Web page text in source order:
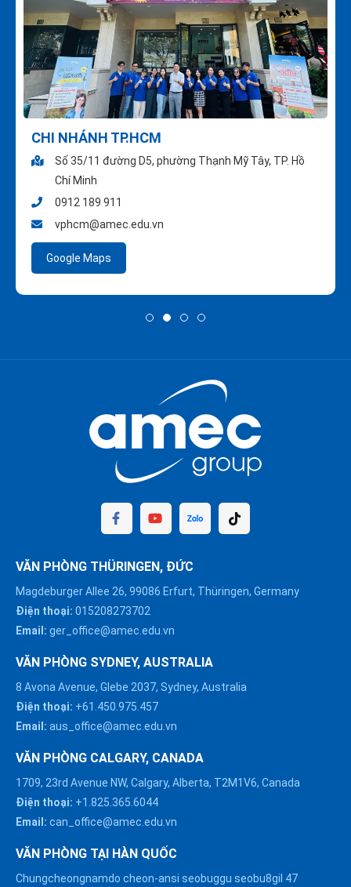
CHI NHÁNH TP.HCM
Số 35/11 đường D5, phường Thạnh Mỹ Tây, TP. Hồ
Chí Minh
0912 189 911
vphcm@amec.edu.vn
Google Maps
VĂN PHÒNG THÜRINGEN, ĐỨC
Magdeburger Allee 26, 99086 Erfurt, Thüringen, Germany
Điện thoại: 015208273702
Email: ger_office@amec.edu.vn
VĂN PHÒNG SYDNEY, AUSTRALIA
8 Avona Avenue, Glebe 2037, Sydney, Australia
Điện thoại: +61.450.975.457
Email: aus_office@amec.edu.vn
VĂN PHÒNG CALGARY, CANADA
1709, 23rd Avenue NW, Calgary, Alberta, T2M1V6, Canada
Điện thoại: +1.825.365.6044
Email: can_office@amec.edu.vn
VĂN PHÒNG TẠI HÀN QUỐC
Chungcheongnamdo cheon-ansi seobuggu seobu8gil 47